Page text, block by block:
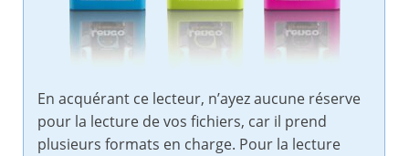
En acquérant ce lecteur, n’ayez aucune réserve
pour la lecture de vos fichiers, car il prend
plusieurs formats en charge. Pour la lecture